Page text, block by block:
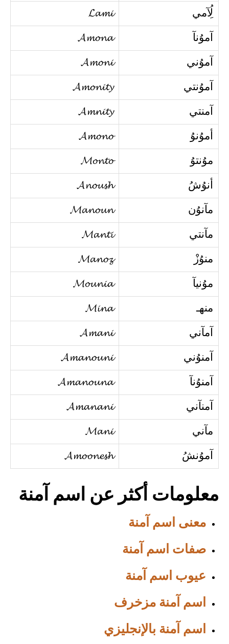
لُِآمي 𝓛𝓪𝓶𝓲
آموُنآ 𝓐𝓶𝓸𝓷𝓪
آموُني 𝓐𝓶𝓸𝓷𝓲
آموُنتي 𝓐𝓶𝓸𝓷𝓲𝓽𝔂
آمنتي 𝓐𝓶𝓷𝓲𝓽𝔂
أموُنوُ 𝓐𝓶𝓸𝓷𝓸
موُنتوُ 𝓜𝓸𝓷𝓽𝓸
أنوُشُ 𝓐𝓷𝓸𝓾𝓼𝓱
مآنوُن 𝓜𝓪𝓷𝓸𝓾𝓷
مآنتي 𝓜𝓪𝓷𝓽𝓲
منوُزْ 𝓜𝓪𝓷𝓸𝔃
موُنيآ 𝓜𝓸𝓾𝓷𝓲𝓪
منهـ 𝓜𝓲𝓷𝓪
آمآني 𝓐𝓶𝓪𝓷𝓲
آمنوُني 𝓐𝓶𝓪𝓷𝓸𝓾𝓷𝓲
آمنوُنآ 𝓐𝓶𝓪𝓷𝓸𝓾𝓷𝓪
آمنآني 𝓐𝓶𝓪𝓷𝓪𝓷𝓲
مآني 𝓜𝓪𝓷𝓲
آموُنشُ 𝓐𝓶𝓸𝓸𝓷𝓮𝓼𝓱
معلومات أكثر عن اسم آمنة
معنى اسم آمنة
صفات اسم آمنة
عيوب اسم آمنة
اسم آمنة مزخرف
اسم آمنة بالإنجليزي